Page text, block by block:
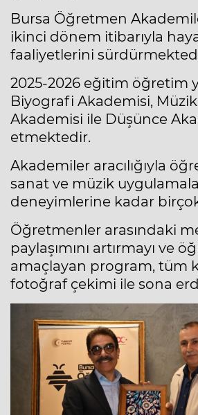
Bursa Öğretmen
ikinci dönem itibarıyla
faaliyetlerini
2025-2026 eğitim öğretim
Biyografi Akademisi,
Akademisi ile Düşünce
etmektedir.
Akademiler aracılığıyla
sanat ve müzik
deneyimlerine kadar
Öğretmenler arasındaki
paylaşımını artırmayı ve
amaçlayan program, tüm
fotoğraf çekimi ile sona